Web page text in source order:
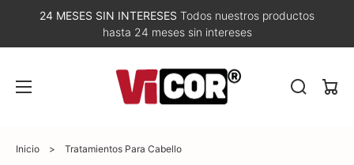
24 MESES SIN INTERESES Todos nuestros productos
hasta 24 meses sin intereses
Inicio > Tratamientos Para Cabello